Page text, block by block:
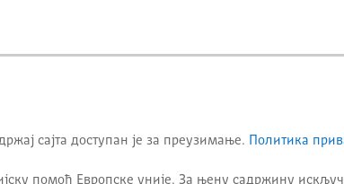
сајта доступан је за преузимање. Политика
помоћ Европске уније. За њену садржину